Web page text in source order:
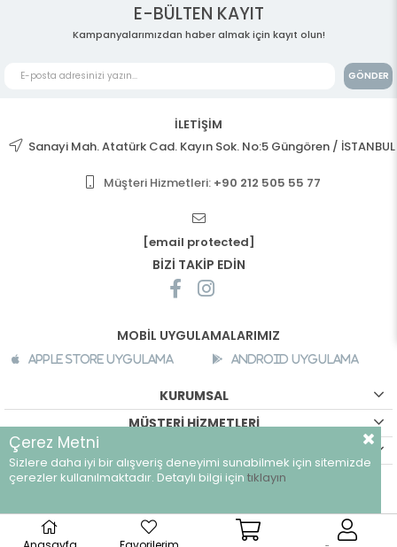
E-BÜLTEN KAYIT
Kampanyalarımızdan haber almak için kayıt olun!
GÖNDER
İLETİŞİM
Sanayi Mah. Atatürk Cad. Kayın Sok. No:5 Güngören / İSTANBUL
Müşteri Hizmetleri: +90 212 505 55 77
[email protected]
BİZİ TAKİP EDİN
MOBİL UYGULAMALARIMIZ
Apple Store Uygulama Android Uygulama
KURUMSAL
MÜŞTERİ HİZMETLERİ
©breeze.com.tr - Tüm hakları saklıdır.
Çerez Metni
Sizlere daha iyi bir alışveriş deneyimi sunabilmek için sitemizde
çerezler kullanılmaktadır. Detaylı bilgi için tıklayın